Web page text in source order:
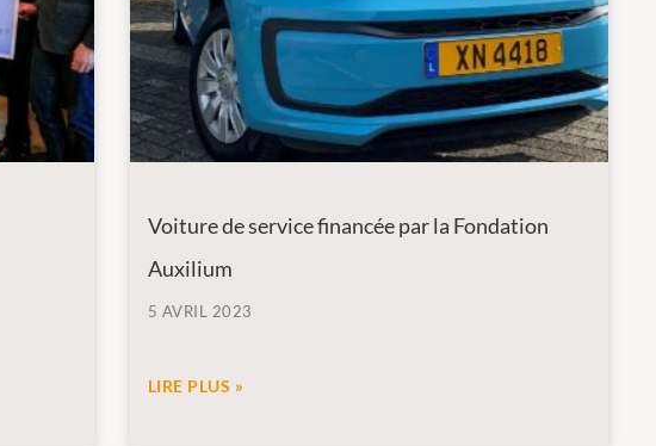
Voiture de service financée par la Fondation
Auxilium
5 AVRIL 2023
LIRE PLUS »